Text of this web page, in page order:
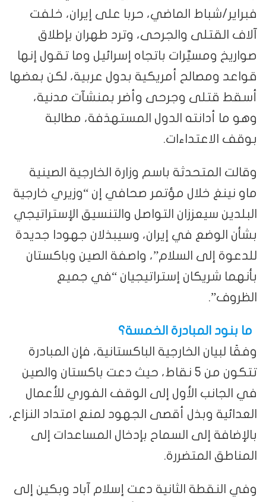
فبراير/شباط الماضي، حربا على إيران، خلفت
آلاف القتلى والجرحى، وترد طهران بإطلاق
صواريخ ومسيَّرات باتجاه إسرائيل وما تقول إنها
قواعد ومصالح أمريكية بدول عربية، لكن بعضها
أسقط قتلى وجرحى وأضر بمنشآت مدنية،
وهو ما أدانته الدول المستهدَفة، مطالبة
بوقف الاعتداءات.
وقالت المتحدثة باسم وزارة الخارجية الصينية
ماو نينغ خلال مؤتمر صحافي إن “وزيري خارجية
البلدين سيعززان التواصل والتنسيق الإستراتيجي
بشأن الوضع في إيران، وسيبذلان جهودا جديدة
للدعوة إلى السلام”، واصفة الصين وباكستان
بأنهما شريكان إستراتيجيان “في جميع
الظروف”.
ما بنود المبادرة الخمسة؟
وفقًا لبيان الخارجية الباكستانية، فإن المبادرة
تتكون من 5 نقاط، حيث دعت باكستان والصين
في الجانب الأول إلى الوقف الفوري للأعمال
العدائية وبذل أقصى الجهود لمنع امتداد النزاع،
بالإضافة إلى السماح بإدخال المساعدات إلى
المناطق المتضررة.
وفي النقطة الثانية دعت إسلام آباد وبكين إلى